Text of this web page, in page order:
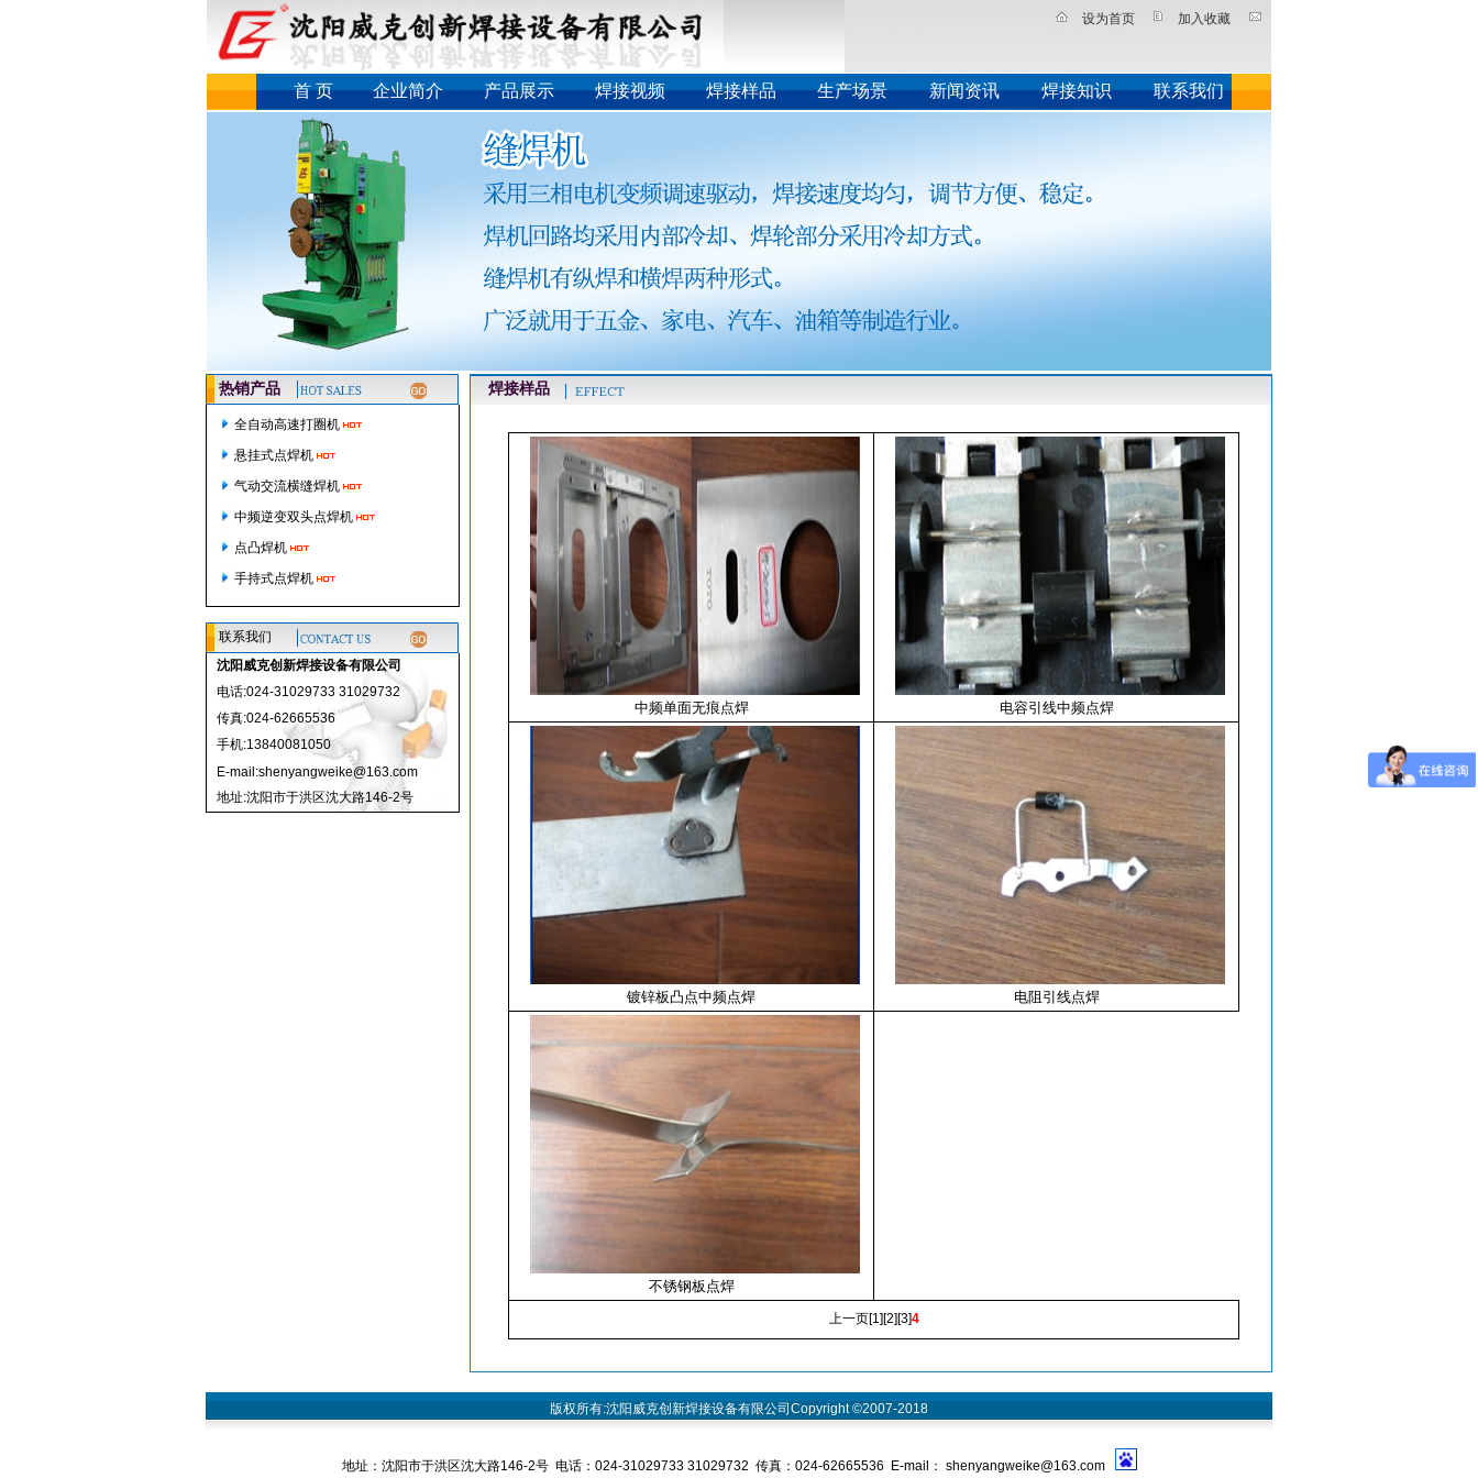
设为首页 加入收藏
首 页 企业简介 产品展示 焊接视频 焊接样品 生产场景 新闻资讯 焊接知识 联系我们
热销产品
全自动高速打圈机
悬挂式点焊机
气动交流横缝焊机
中频逆变双头点焊机
点凸焊机
手持式点焊机
联系我们
沈阳威克创新焊接设备有限公司
电话:024-31029733 31029732
传真:024-62665536
手机:13840081050
E-mail:shenyangweike@163.com
地址:沈阳市于洪区沈大路146-2号
焊接样品
中频单面无痕点焊 电容引线中频点焊
镀锌板凸点中频点焊 电阻引线点焊
不锈钢板点焊
上一页[1][2][3]4
版权所有:沈阳威克创新焊接设备有限公司Copyright ©2007-2018
地址：沈阳市于洪区沈大路146-2号 电话：024-31029733 31029732 传真：024-62665536 E-mail： shenyangweike@163.com